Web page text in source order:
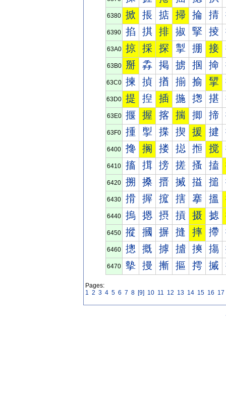
6380 掀 掁 掂 掃 掄 掅
6390 掐 掑 排 掓 掔 掕
63A0 掠 採 探 掣 掤 接
63B0 掰 掱 掲 掳 掴 掵
63C0 揀 揁 揂 揃 揄 揅
63D0 提 揑 插 揓 揔 揕
63E0 揠 握 揢 揣 揤 揥
63F0 揰 揱 揲 揳 援 揵
6400 搀 搁 搂 搃 搄 搅
6410 搐 搑 搒 搓 搔 搕
6420 搠 搡 搢 搣 搤 搥
6430 搰 搱 搲 搳 搴 搵
6440 摀 摁 摂 摃 摄 摅
6450 摐 摑 摒 摓 摔 摕
6460 摠 摡 摢 摣 摤 摥
6470 摰 摱 摲 摳 摴 摵
Pages:
1 2 3 4 5 6 7 8 [9] 10 11 12 13 14 15 16 17